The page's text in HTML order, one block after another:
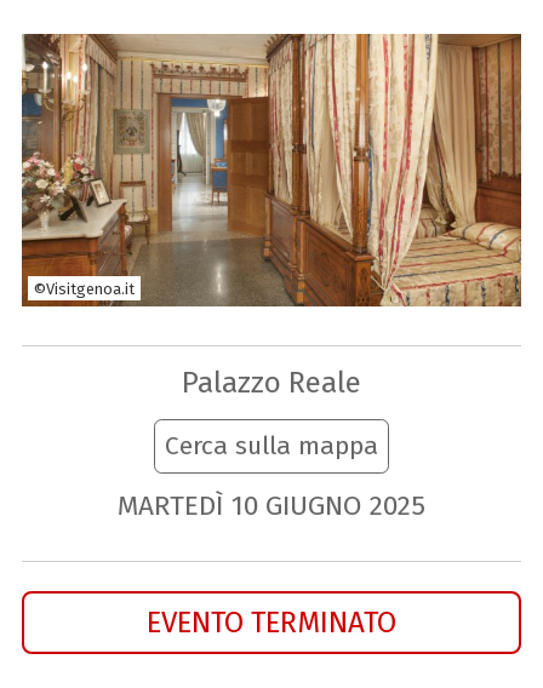
©Visitgenoa.it
Palazzo Reale
Cerca sulla mappa
MARTEDÌ 10 GIUGNO 2025
EVENTO TERMINATO